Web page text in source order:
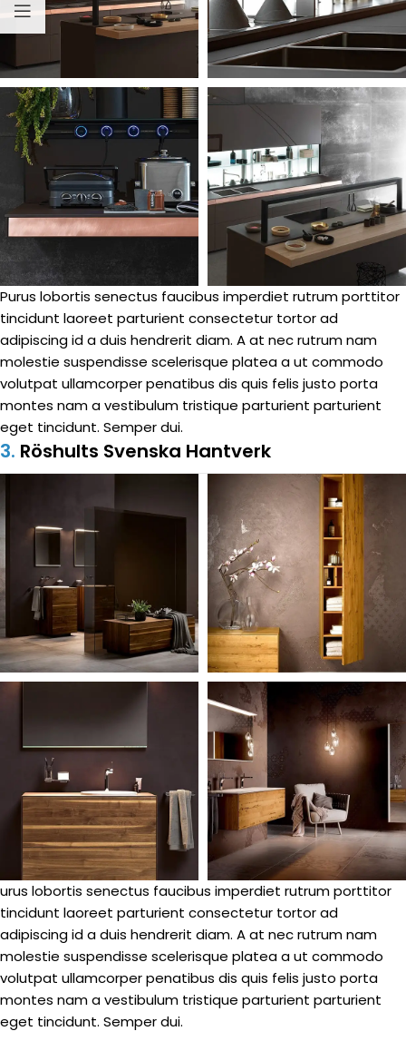
Purus lobortis senectus faucibus imperdiet rutrum porttitor
tincidunt laoreet parturient consectetur tortor ad
adipiscing id a duis hendrerit diam. A at nec rutrum nam
molestie suspendisse scelerisque platea a ut commodo
volutpat ullamcorper penatibus dis quis felis justo porta
montes nam a vestibulum tristique parturient parturient
eget tincidunt. Semper dui.
3. Röshults Svenska Hantverk
urus lobortis senectus faucibus imperdiet rutrum porttitor
tincidunt laoreet parturient consectetur tortor ad
adipiscing id a duis hendrerit diam. A at nec rutrum nam
molestie suspendisse scelerisque platea a ut commodo
volutpat ullamcorper penatibus dis quis felis justo porta
montes nam a vestibulum tristique parturient parturient
eget tincidunt. Semper dui.